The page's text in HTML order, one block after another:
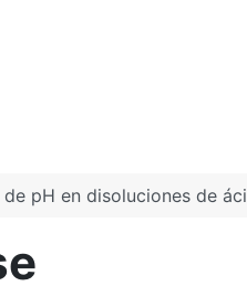
de pH en disoluciones de